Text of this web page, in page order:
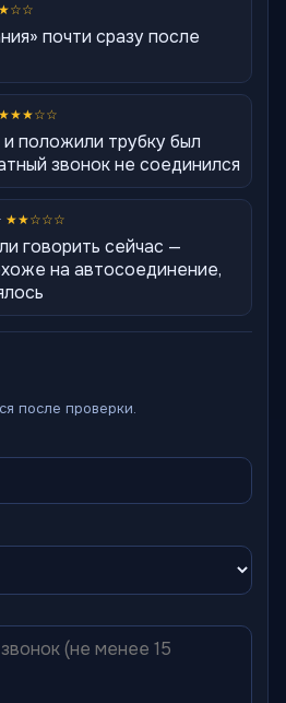
почти сразу после
★★★☆☆
положили трубку был
звонок не соединился
★★☆☆☆
говорить сейчас —
на автосоединение,
после проверки.